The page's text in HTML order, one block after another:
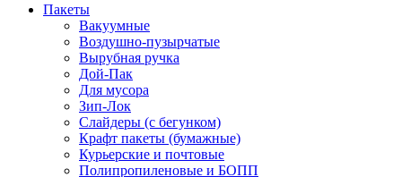
Пакеты
Вакуумные
Воздушно-пузырчатые
Вырубная ручка
Дой-Пак
Для мусора
Зип-Лок
Слайдеры (с бегунком)
Крафт пакеты (бумажные)
Курьерские и почтовые
Полипропиленовые и БОПП